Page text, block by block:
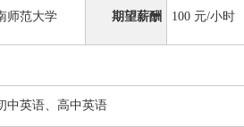
师范大学 期望薪酬 100 元/小时
中英语、高中英语